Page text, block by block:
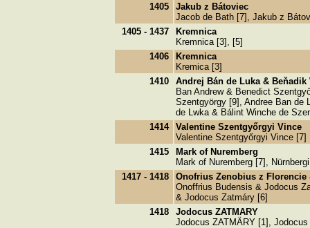
1405
Jakub z Bátoviec
Jacob de Bath [7], Jakub z
1405 - 1437
Kremnica
Kremnica [3], [5]
1406
Kremnica
Kremica [3]
1410
Andrej Bán de Luka &
Ban Andrew & Benedict
Szentgyörgy [9], Andree Ban de
de Lwka & Bálint Winche de
1414 Valentine Szentgyőrgyi Vince
Valentine Szentgyőrgyi Vince [7]
1415
Mark of Nuremberg
Mark of Nuremberg [7],
1417 - 1418
Onofrius Zenobius z Florencie
Onoffrius Budensis & Jodocus
& Jodocus Zatmáry [6]
1418
Jodocus ZATMARY
Jodocus ZATMÄRY [1],